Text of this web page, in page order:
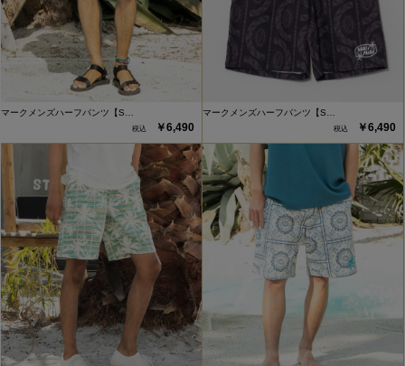
マークメンズハーフパンツ【S…
￥6,490
マークメンズハーフパンツ【S…
￥6,490